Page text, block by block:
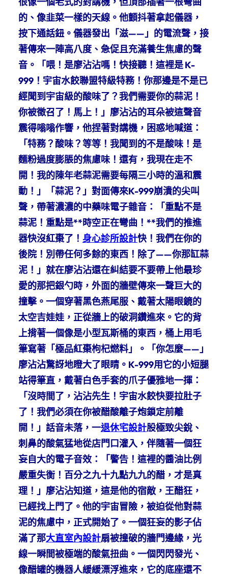
的、像韭菜一樣的天線。他顫抖著拿起儀器，
按下通話鈕。儀器發出「滋——」的電流聲，接
著傳來一陣高八度、急促且充滿養生焦慮的聲
音。「喂！是廖沾沾嗎！快接聽！這裡是 K-
999！宇宙水餃聯盟特級特務！你那邊是不是已
經聞到宇宙級的酸味了？我們需要你的蒜泥！
你被徵召了！馬上！」廖沾沾的耳朵被這聲音
震得嗡嗡作響，他捏著對講機，困惑地喊道：
「特務？酸味？等等！我聞到的不是酸味！是
麵粉過度膨脹的焦慮味！還有，我現在走不
開！我的陳年老蒜泥需要每隔三小時的溫和震
動！」「蒜泥？」對面傳來K-999崩潰的尖叫
聲，帶著濃濃的中藥味電子雜音：「重點不是
蒜泥！重點是**時空正在彎曲！**我們的推進
器快沒紅棗了！ 身心診所設計快！我們在你的
後院！別帶任何多餘的東西！除了——你那缸蒜
泥！」就在廖沾沾還在糾結要不要帶上他最珍
愛的那把銀勺時，外面的牆壁傳來一聲巨大的
撞擊。一個穿著黑色燕尾服、戴著太陽眼鏡的
太空吉娃娃，正從牆上的破洞鑽進來。它的背
上揹著一個像是小型瓦斯桶的東西，桶上用毛
筆寫著「極品紅棗枸杞燃料」。「你怎麼——」
廖沾沾驚訝地瞪大了眼睛。K-999用它的小短腿
站得筆直，戴著白色手套的爪子優雅地一揮：
「沒時間了，沾沾先生！宇宙水餃快要拉肚子
了！我們必須在你被醋酸離子炮鎖定前離
開！」話音未落，一退休宅設計股極致尖銳、
刺鼻的酸氣猛地從店門口灌入，伴隨著一個狂
妄自大的電子音效：「警告！這裡的醬油比例
嚴重失衡！百分之九十九點九九的醋，才是真
理！」廖沾沾知道，這是他的宿敵，王醋狂，
已經找上門了。他的宇宙冒險，被迫從他對蒜
泥的焦慮中，正式開始了。一個狂妄的影子佔
滿了那大直室內設計扇被撞破的牆門邊緣，光
線一瞬間被極端的酸氣扭曲。一個閃閃發光、
像醋罐的機器人緩緩漂浮進來，它的底座還不